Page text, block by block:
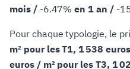
mois / -6.47% en 1 an / -
Pour chaque typologie, le
m² pour les T1, 1 538
euros / m² pour les T3, 1